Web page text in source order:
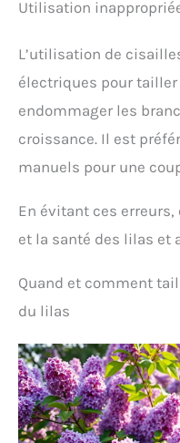
Utilisation
L’utilisation de
électriques pour
endommager les
croissance. Il est
manuels pour une
En évitant ces
et la santé des lilas et
Quand et comment
du lilas